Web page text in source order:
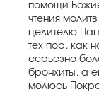
помощи
чтения
целителю
тех пор, как
серьезно
бронхиты, а
молюсь